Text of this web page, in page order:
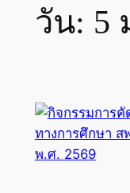
วัน: 5